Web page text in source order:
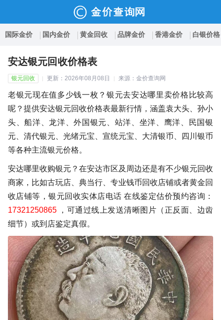
国际金价 国内金价 黄金回收 品牌金价 香港金价 白银价格
安达银元回收价格表
银元回收 更新：2026年08月08日 来源：金价查询网
老银元现在值多少钱一枚？银元去安达哪里卖价格比较高
呢？提供安达银元回收价格表最新行情，涵盖袁大头、孙小
头、船洋、龙洋、外国银元、站洋、坐洋、鹰洋、民国银
元、清代银元、光绪元宝、宣统元宝、大清银币、四川银币
等各种主流银元价格。
安达哪里收购银元？在安达市区及周边还是有不少银元回收
商家，比如古玩店、典当行、专业钱币回收店铺或者黄金回
收店铺等，银元回收实体店电话 在线鉴定估价预约咨询：
17321250865
，可通过线上发送清晰图片（正反面、边齿
细节）或到店鉴定真假。